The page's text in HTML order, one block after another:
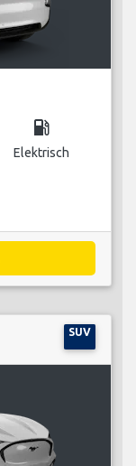
local_gas_station
Elektrisch
SUV